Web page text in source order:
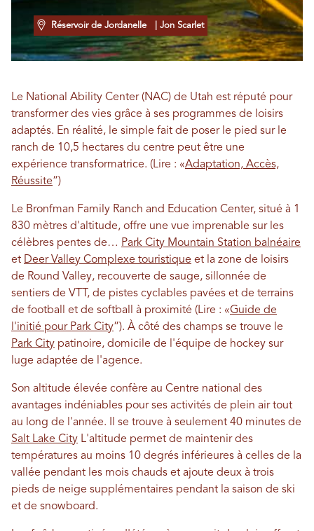
Réservoir de Jordanelle | Jon Scarlet
Le National Ability Center (NAC) de Utah est réputé pour
transformer des vies grâce à ses programmes de loisirs
adaptés. En réalité, le simple fait de poser le pied sur le
ranch de 10,5 hectares du centre peut être une
expérience transformatrice. (Lire : «Adaptation, Accès,
Réussite”)
Le Bronfman Family Ranch and Education Center, situé à 1
830 mètres d'altitude, offre une vue imprenable sur les
célèbres pentes de… Park City Mountain Station balnéaire
et Deer Valley Complexe touristique et la zone de loisirs
de Round Valley, recouverte de sauge, sillonnée de
sentiers de VTT, de pistes cyclables pavées et de terrains
de football et de softball à proximité (Lire : «Guide de
l'initié pour Park City”). À côté des champs se trouve le
Park City patinoire, domicile de l'équipe de hockey sur
luge adaptée de l'agence.
Son altitude élevée confère au Centre national des
avantages indéniables pour ses activités de plein air tout
au long de l'année. Il se trouve à seulement 40 minutes de
Salt Lake City L'altitude permet de maintenir des
températures au moins 10 degrés inférieures à celles de la
vallée pendant les mois chauds et ajoute deux à trois
pieds de neige supplémentaires pendant la saison de ski
et de snowboard.